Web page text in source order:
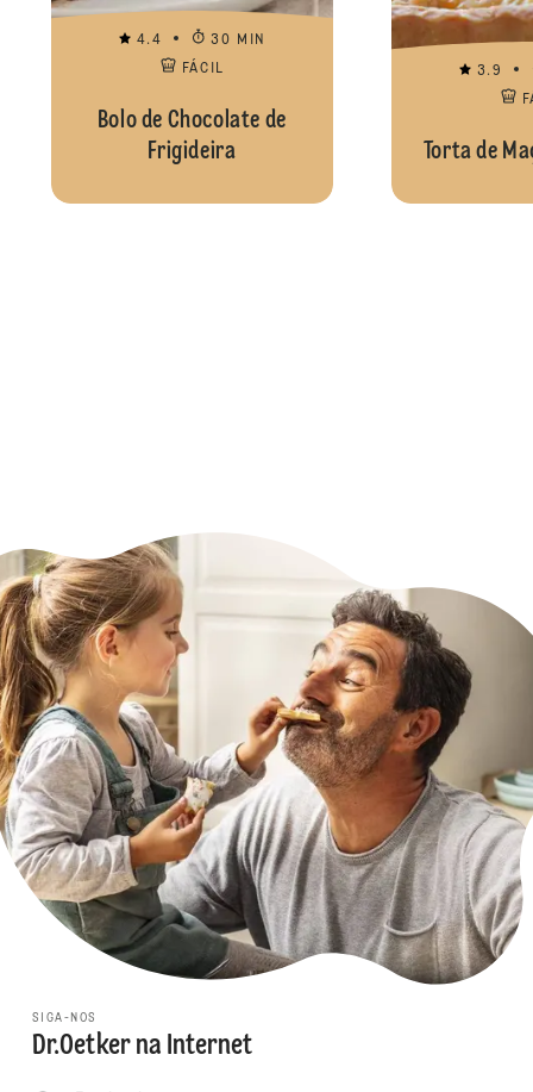
4.4
30 MIN
FÁCIL
Bolo de Chocolate de
Frigideira
3.9
Torta de
SIGA-NOS
Dr.Oetker na Internet